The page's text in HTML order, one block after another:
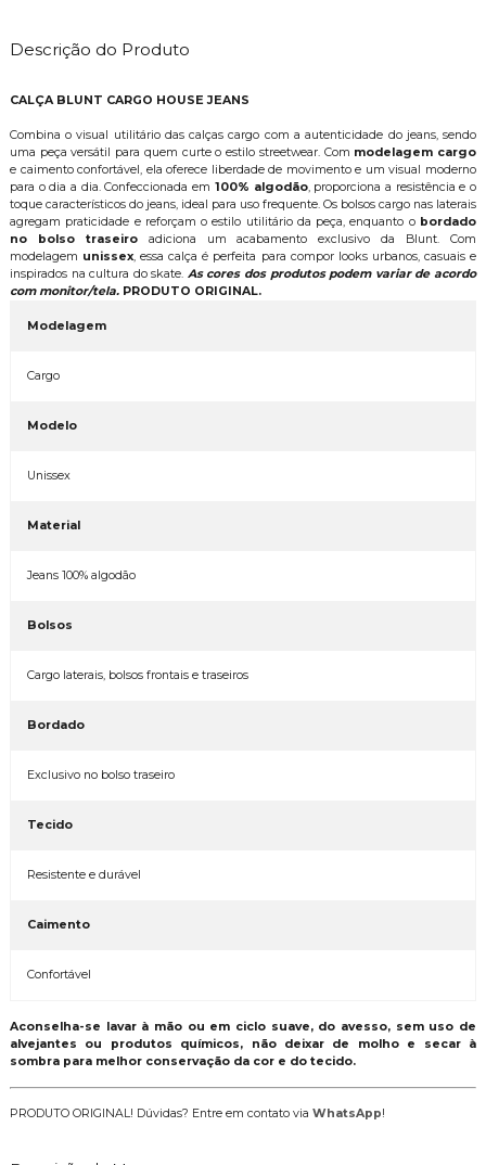
Descrição do Produto
CALÇA BLUNT CARGO HOUSE JEANS
Combina o visual utilitário das calças cargo com a autenticidade do jeans, sendo
uma peça versátil para quem curte o estilo streetwear. Com modelagem cargo
e caimento confortável, ela oferece liberdade de movimento e um visual moderno
para o dia a dia. Confeccionada em 100% algodão, proporciona a resistência e o
toque característicos do jeans, ideal para uso frequente. Os bolsos cargo nas laterais
agregam praticidade e reforçam o estilo utilitário da peça, enquanto o bordado
no bolso traseiroadiciona um acabamento exclusivo da Blunt. Com
modelagem unissex, essa calça é perfeita para compor looks urbanos, casuais e
inspirados na cultura do skate. As cores dos produtos podem variar de acordo
com monitor/tela.PRODUTO ORIGINAL.
Modelagem
Cargo
Modelo
Unissex
Material
Jeans 100% algodão
Bolsos
Cargo laterais, bolsos frontais e traseiros
Bordado
Exclusivo no bolso traseiro
Tecido
Resistente e durável
Caimento
Confortável
Aconselha-se lavar à mão ou em ciclo suave, do avesso, sem uso de
alvejantes ou produtos químicos, não deixar de molho e secar à
sombra para melhor conservação da cor e do tecido.
PRODUTO ORIGINAL! Dúvidas? Entre em contato via WhatsApp!